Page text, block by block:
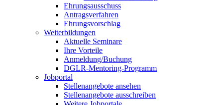
Ehrungsausschuss
Antragsverfahren
Ehrungsvorschlag
Weiterbildungen
Aktuelle Seminare
Ihre Vorteile
Anmeldung/Buchung
DGLR-Mentoring-Programm
Jobportal
Stellenangebote ansehen
Stellenangebote ausschreiben